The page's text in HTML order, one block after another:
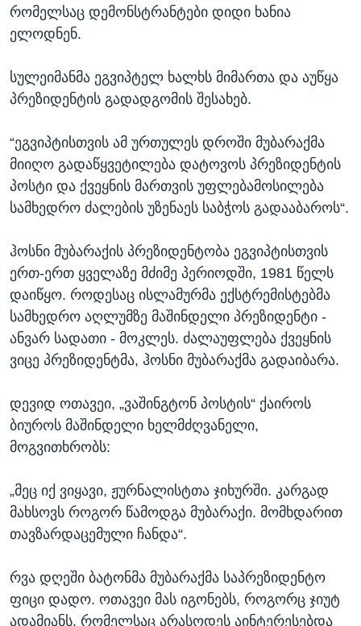
რომელსაც დემონსტრანტები დიდი ხანია
ელოდნენ.
სულეიმანმა ეგვიპტელ ხალხს მიმართა და აუწყა
პრეზიდენტის გადადგომის შესახებ.
“ეგვიპტისთვის ამ ურთულეს დროში მუბარაქმა
მიიღო გადაწყვეტილება დატოვოს პრეზიდენტის
პოსტი და ქვეყნის მართვის უფლებამოსილება
სამხედრო ძალების უზენაეს საბჭოს გადააბაროს“.
ჰოსნი მუბარაქის პრეზიდენტობა ეგვიპტისთვის
ერთ-ერთ ყველაზე მძიმე პერიოდში, 1981 წელს
დაიწყო. როდესაც ისლამურმა ექსტრემისტებმა
სამხედრო აღლუმზე მაშინდელი პრეზიდენტი -
ანვარ სადათი - მოკლეს. ძალაუფლება ქვეყნის
ვიცე პრეზიდენტმა, ჰოსნი მუბარაქმა გადაიბარა.
დევიდ ოთავეი, „ვაშინგტონ პოსტის“ ქაიროს
ბიუროს მაშინდელი ხელმძღვანელი,
მოგვითხრობს:
„მეც იქ ვიყავი, ჟურნალისტთა ჯიხურში. კარგად
მახსოვს როგორ წამოდგა მუბარაქი. მომხდარით
თავზარდაცემული ჩანდა“.
რვა დღეში ბატონმა მუბარაქმა საპრეზიდენტო
ფიცი დადო. ოთავეი მას იგონებს, როგორც ჯიუტ
ადამიანს, რომელსაც არასოდეს აინტერესებდა